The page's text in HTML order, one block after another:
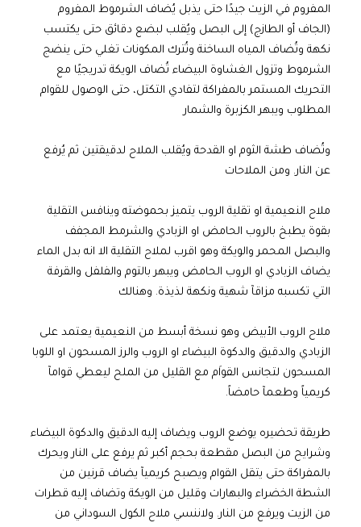
المفروم في الزيت جيدًا حتى يذبل يُضاف الشرموط المفروم
(الجاف أو الطازج) إلى البصل ويُقلب لبضع دقائق حتى يكتسب
نكهة وتُضاف المياه الساخنة وتُترك المكونات تغلي حتى ينضج
الشرموط وتزول الغشاوة البيضاء تُضاف الويكة تدريجيًا مع
التحريك المستمر بالمفراكة لتفادي التكتل، حتى الوصول للقوام
المطلوب ويبهر الكزبرة والشمار
وتُضاف طشة الثوم او القدحة ويُقلب الملاح لدقيقتين ثم يُرفع
عن النار. ومن الملاحات
ملاح النعيمية او تقلية الروب يتميز بحموضته وينافس التقلية
بقوة يطبخ بالروب الحامض او الزبادي والشرمط المجفف
والبصل المحمر والويكة وهو اقرب لملاح التقلية الا انه بدل الماء
يضاف الزبادي او الروب الحامض ويبهر بالتوم والفلفل والقرفة
التي تكسبه مزاقآ شهية ونكهة لذيذة. وهنالك
ملاح الروب الأبيض وهو نسخة أبسط من النعيمية يعتمد على
الزبادي والدقيق والدكوة البيضاء او الروب والرز المسحون او اللوبا
المسحون لتجانس القواَم مع القليل من الملح ليعطي قوامآ
كريمياً وطعمآ حامضاً.
طريقة تحضيره يوضع الروب ويضاف إليه الدقيق والدكوة البيضاء
وشرايح من البصل مقطعة بحجم أكبر ثم يرفع على النار ويحرك
بالمفراكة حتى يتقل القوام ويصبح كريميآ يضاف قرنين من
الشطة الخضراء والبهارات وقليل من الويكة وتضاف إليه قطرات
من الزيت ويرفع من النار. ولاننسي ملاح الكول السوداني من